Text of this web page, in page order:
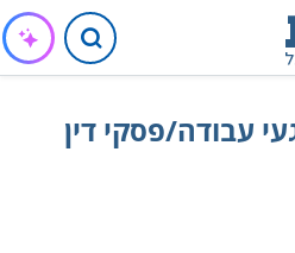
עבודה/פסקי דין